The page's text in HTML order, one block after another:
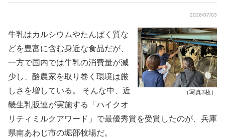
2026/07/03
（写真3枚）
牛乳はカルシウムやたんぱく質な
どを豊富に含む身近な食品だが、
一方で国内では牛乳の消費量が減
少し、酪農家を取り巻く環境は厳
しさを増している。 そんな中、近
畿生乳販連が実施する「ハイクオ
リティミルクアワード」で最優秀賞を受賞したのが、兵庫
県南あわじ市の堀部牧場だ。